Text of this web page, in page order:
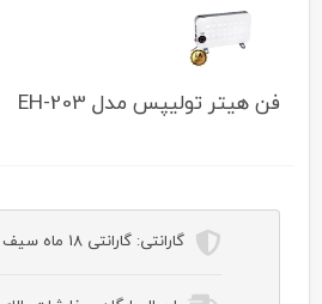
فن هیتر تولیپس مدل EH-203
گارانتی: گارانتی 18 ماه سیف سرویس